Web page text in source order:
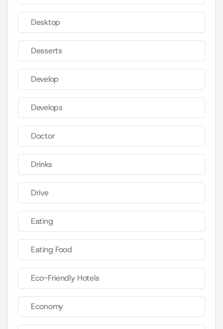
Desktop
Desserts
Develop
Develops
Doctor
Drinks
Drive
Eating
Eating Food
Eco-Friendly Hotels
Economy